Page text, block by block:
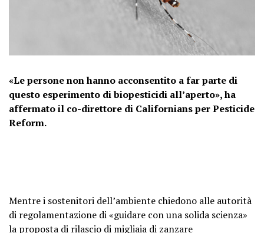
«Le persone non hanno acconsentito a far parte di
questo esperimento di biopesticidi all’aperto», ha
affermato il co-direttore di Californians per Pesticide
Reform.
Mentre i sostenitori dell’ambiente chiedono alle autorità
di regolamentazione di «guidare con una solida scienza»
la proposta di rilascio di migliaia di zanzare